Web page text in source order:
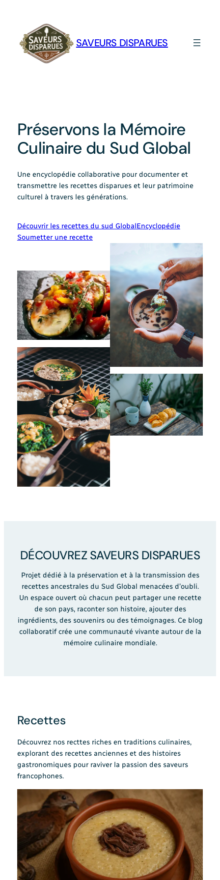
contenu
SAVEURS DISPARUES
Préservons la Mémoire
Culinaire du Sud Global
Une encyclopédie collaborative pour documenter et
transmettre les recettes disparues et leur patrimoine
culturel à travers les générations.
Découvrir les recettes du sud GlobalEncyclopédie
Soumetter une recette
DÉCOUVREZ SAVEURS DISPARUES
Projet dédié à la préservation et à la transmission des
recettes ancestrales du Sud Global menacées d’oubli.
Un espace ouvert où chacun peut partager une recette
de son pays, raconter son histoire, ajouter des
ingrédients, des souvenirs ou des témoignages. Ce blog
collaboratif crée une communauté vivante autour de la
mémoire culinaire mondiale.
Recettes
Découvrez nos recttes riches en traditions culinaires,
explorant des recettes anciennes et des histoires
gastronomiques pour raviver la passion des saveurs
francophones.